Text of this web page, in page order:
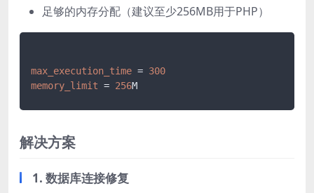
足够的内存分配（建议至少256MB用于PHP）
max_execution_time = 300
memory_limit = 256
解决方案
1. 数据库连接修复